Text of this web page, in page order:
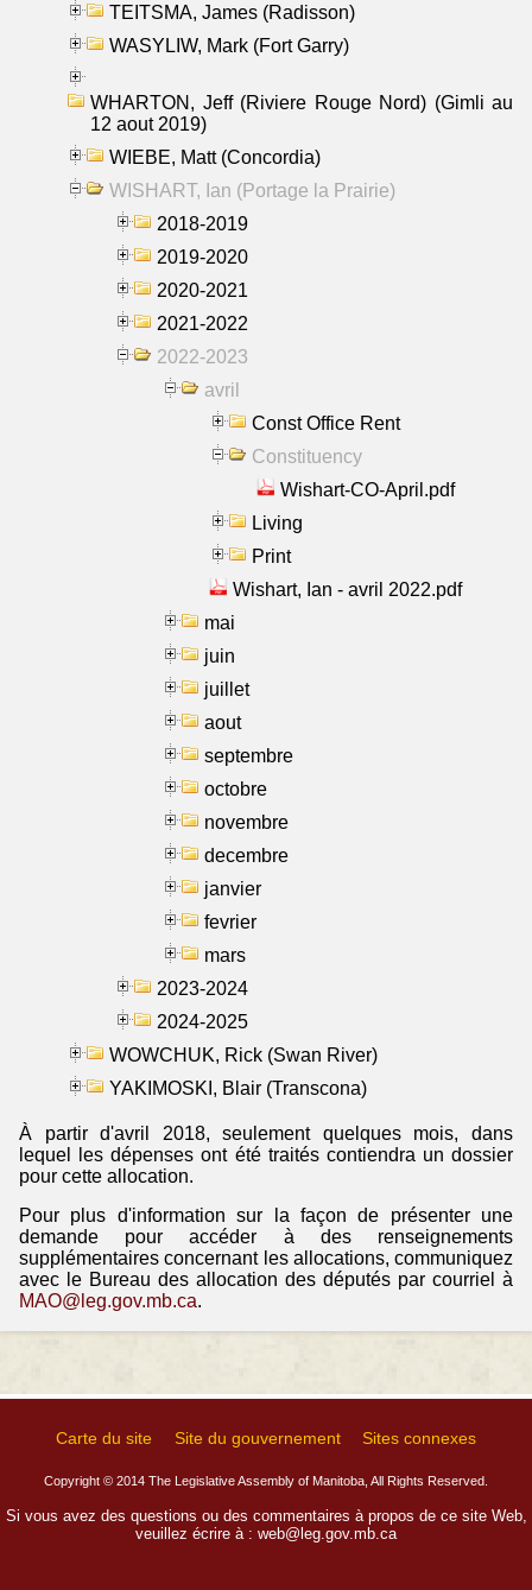
TEITSMA, James (Radisson)
WASYLIW, Mark (Fort Garry)
WHARTON, Jeff (Riviere Rouge Nord) (Gimli au
12 aout 2019)
WIEBE, Matt (Concordia)
WISHART, Ian (Portage la Prairie)
2018-2019
2019-2020
2020-2021
2021-2022
2022-2023
avril
Const Office Rent
Constituency
Wishart-CO-April.pdf
Living
Print
Wishart, Ian - avril 2022.pdf
mai
juin
juillet
aout
septembre
octobre
novembre
decembre
janvier
fevrier
mars
2023-2024
2024-2025
WOWCHUK, Rick (Swan River)
YAKIMOSKI, Blair (Transcona)
À partir d'avril 2018, seulement quelques mois, dans
lequel les dépenses ont été traités contiendra un dossier
pour cette allocation.
Pour plus d'information sur la façon de présenter une
demande pour accéder à des renseignements
supplémentaires concernant les allocations, communiquez
avec le Bureau des allocation des députés par courriel à
MAO@leg.gov.mb.ca.
Carte du site Site du gouvernement Sites connexes
Copyright © 2014 The Legislative Assembly of Manitoba, All Rights Reserved.
Si vous avez des questions ou des commentaires à propos de ce site Web,
veuillez écrire à : web@leg.gov.mb.ca